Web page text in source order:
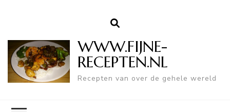
WWW.FIJNE-
RECEPTEN.NL
Recepten van over de gehele wereld